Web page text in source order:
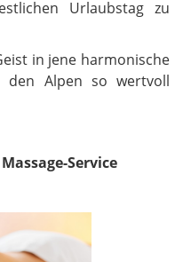
Urlaubstag zu
in jene harmonische
den Alpen so wertvoll
Service